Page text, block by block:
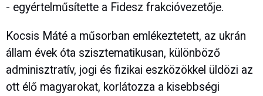
- egyértelműsítette a Fidesz frakcióvezetője.
Kocsis Máté a műsorban emlékeztetett, az ukrán
állam évek óta szisztematikusan, különböző
adminisztratív, jogi és fizikai eszközökkel üldözi az
ott élő magyarokat, korlátozza a kisebbségi